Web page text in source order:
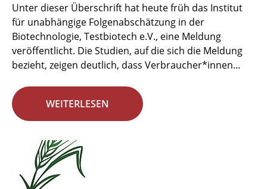
Unter dieser Überschrift hat heute früh das Institut
für unabhängige Folgenabschätzung in der
Biotechnologie, Testbiotech e.V., eine Meldung
veröffentlicht. Die Studien, auf die sich die Meldung
bezieht, zeigen deutlich, dass Verbraucher*innen...
WEITERLESEN